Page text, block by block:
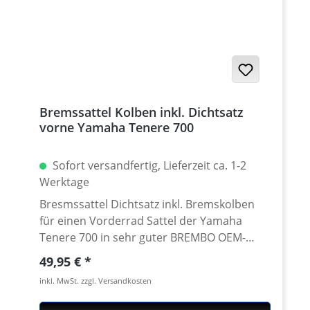
Bremssattel Kolben inkl. Dichtsatz
vorne Yamaha Tenere 700
Sofort versandfertig, Lieferzeit ca. 1-2
Werktage
Bresmssattel Dichtsatz inkl. Bremskolben
für einen Vorderrad Sattel der Yamaha
Tenere 700 in sehr guter BREMBO OEM-
Qualität. Qualitativ identisch mit dem
Original. Enthält alle für eine Reparatur
notwendigen Teile.Pro Sattel wird ein
Reparatursatz benötigt. Das Kit enthält: · 2
Regulärer Preis:
49,95 €
inkl. MwSt. zzgl. Versandkosten